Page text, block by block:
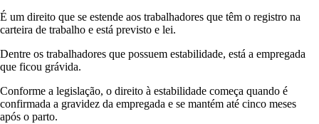
É um direito que se estende aos trabalhadores que têm o registro na
carteira de trabalho e está previsto e lei.
Dentre os trabalhadores que possuem estabilidade, está a empregada
que ficou grávida.
Conforme a legislação, o direito à estabilidade começa quando é
confirmada a gravidez da empregada e se mantém até cinco meses
após o parto.